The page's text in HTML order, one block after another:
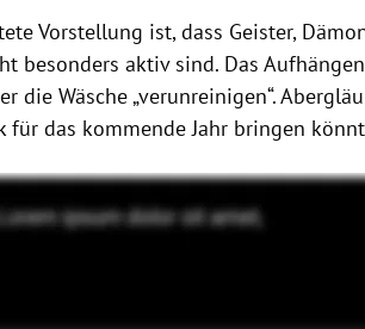
Vorstellung ist, dass Geister,
besonders aktiv sind. Das
die Wäsche „verunreinigen“.
für das kommende Jahr bringen